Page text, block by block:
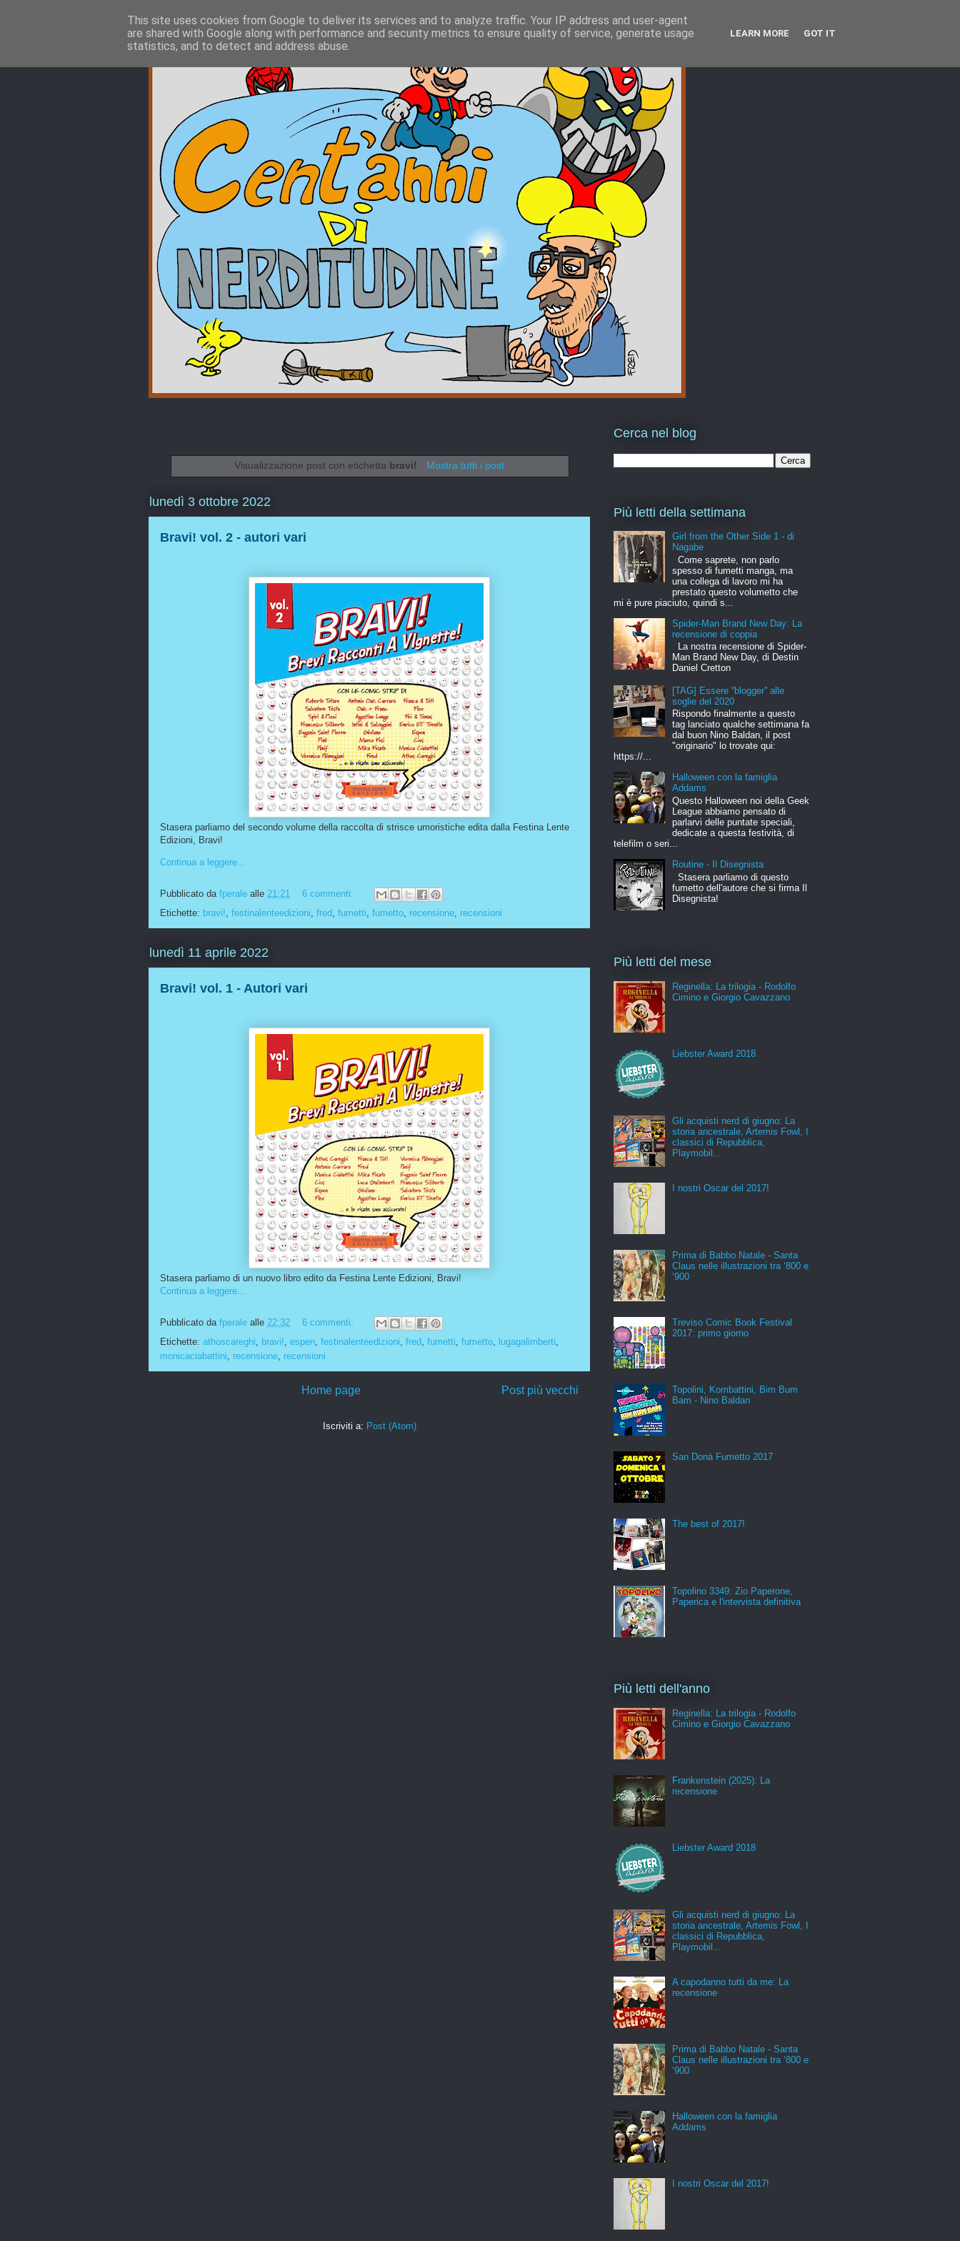
Visualizzazione post con etichetta bravi!. Mostra tutti i post
lunedì 3 ottobre 2022
Bravi! vol. 2 - autori vari
Stasera parliamo del secondo volume della raccolta di strisce umoristiche edita dalla Festina Lente
Edizioni, Bravi!
Continua a leggere...
Pubblicato da fperale alle 21:21
6 commenti:
Etichette: bravi! festinalenteedizioni fred fumetti fumetto recensione recensioni
lunedì 11 aprile 2022
Bravi! vol. 1 - Autori vari
Stasera parliamo di un nuovo libro edito da Festina Lente Edizioni, Bravi!
Continua a leggere...
Pubblicato da fperale alle 22:32
6 commenti:
Etichette: athoscareghi bravi! espen festinalenteedizioni fred fumetti fumetto lugagalimberti
monicaciabattini
recensione recensioni
Post più vecchi
Home page
Iscriviti a: Post (Atom)
Cerca nel blog
Più letti della settimana
Girl from the Other Side 1 - di
Nagabe
Come saprete, non parlo
spesso di fumetti manga, ma
una collega di lavoro mi ha
prestato questo volumetto che
mi è pure piaciuto, quindi s...
Spider-Man Brand New Day: La
recensione di coppia
La nostra recensione di Spider-
Man Brand New Day, di Destin
Daniel Cretton
[TAG] Essere ''blogger'' alle
soglie del 2020
Rispondo finalmente a questo
tag lanciato qualche settimana fa
dal buon Nino Baldan, il post
"originario" lo trovate qui:
https://...
Halloween con la famiglia
Addams
Questo Halloween noi della Geek
League abbiamo pensato di
parlarvi delle puntate speciali,
dedicate a questa festività, di
telefilm o seri...
Routine - Il Disegnista
Stasera parliamo di questo
fumetto dell'autore che si firma Il
Disegnista!
Più letti del mese
Reginella: La trilogia - Rodolfo
Cimino e Giorgio Cavazzano
Liebster Award 2018
Gli acquisti nerd di giugno: La
storia ancestrale, Artemis Fowl, I
classici di Repubblica,
Playmobil...
I nostri Oscar del 2017!
Prima di Babbo Natale - Santa
Claus nelle illustrazioni tra ‘800 e
‘900
Treviso Comic Book Festival
2017: primo giorno
Topolini, Kombattini, Bim Bum
Bam - Nino Baldan
San Donà Fumetto 2017
The best of 2017!
Topolino 3349: Zio Paperone,
Paperica e l'intervista definitiva
Più letti dell'anno
Reginella: La trilogia - Rodolfo
Cimino e Giorgio Cavazzano
Frankenstein (2025): La
recensione
Liebster Award 2018
Gli acquisti nerd di giugno: La
storia ancestrale, Artemis Fowl, I
classici di Repubblica,
Playmobil...
A capodanno tutti da me: La
recensione
Prima di Babbo Natale - Santa
Claus nelle illustrazioni tra ‘800 e
‘900
Halloween con la famiglia
Addams
I nostri Oscar del 2017!
This site uses cookies from Google to deliver its services and to analyze traffic. Your IP address and user-agent
are shared with Google along with performance and security metrics to ensure quality of service, generate usage
statistics, and to detect and address abuse.
LEARN MORE GOT IT